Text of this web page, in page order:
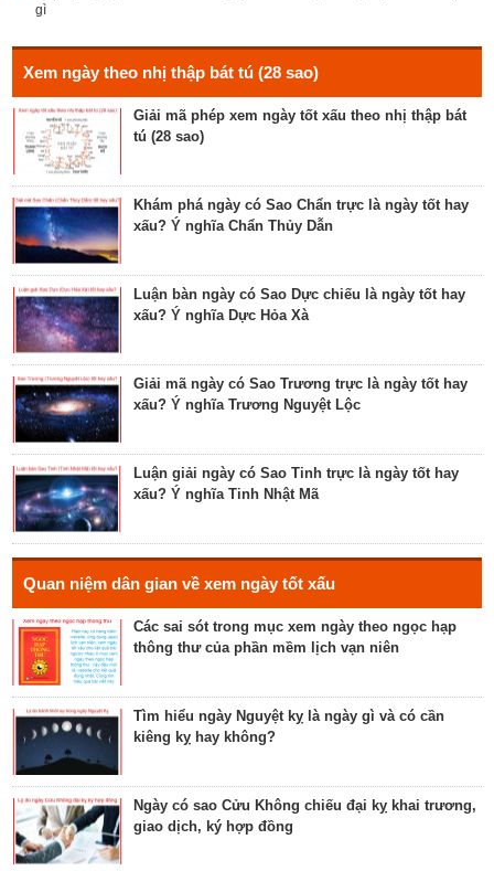
gì
Xem ngày theo nhị thập bát tú (28 sao)
nghĩa Giác Mộc Giao
Giải mã phép xem ngày tốt xấu theo nhị thập bát
tú (28 sao)
Khám phá ngày có Sao Chẩn trực là ngày tốt hay
xấu? Ý nghĩa Chẩn Thủy Dẫn
Luận bàn ngày có Sao Dực chiếu là ngày tốt hay
xấu? Ý nghĩa Dực Hỏa Xà
Giải mã ngày có Sao Trương trực là ngày tốt hay
xấu? Ý nghĩa Trương Nguyệt Lộc
Luận giải ngày có Sao Tinh trực là ngày tốt hay
xấu? Ý nghĩa Tinh Nhật Mã
Hé lộ ngày có Sao Liễu trực là ngày tốt hay xấu? Ý
nghĩa Liễu Thổ Chương
Luận bàn ngày có Sao Quỷ chiếu là ngày tốt hay
Bật mí ngày có Sao Tỉnh chiếu là ngày tốt hay
Giải mã ngày có Sao Sâm chiếu là ngày tốt hay
Quan niệm dân gian về xem ngày tốt xấu
hôn nhân, xuất hành, chữa bệnh
phúc, cầu tự, cầu thọ, cầu tài lộc
lễ cưới, khởi công, tu tạo nhà cửa
cho tế lễ, cầu phúc
cho xuất hành, giao dịch, cầu tài lộc
Các sai sót trong mục xem ngày theo ngọc hạp
thông thư của phần mềm lịch vạn niên
Tìm hiểu ngày Nguyệt kỵ là ngày gì và có cần
kiêng kỵ hay không?
Ngày có sao Cửu Không chiếu đại kỵ khai trương,
giao dịch, ký hợp đồng